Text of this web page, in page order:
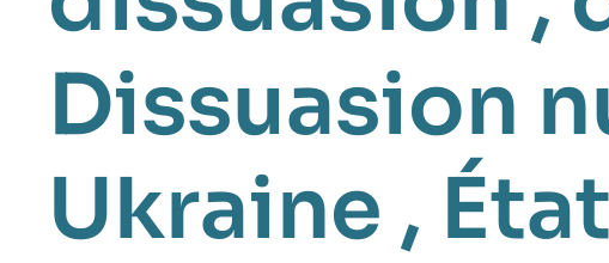
Dissuasion
Ukraine ,